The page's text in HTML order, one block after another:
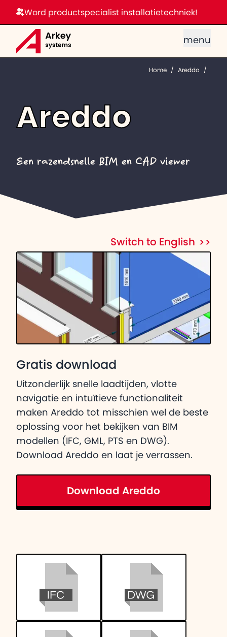
Word productspecialist installatietechniek!
menu
Home / Areddo /
Areddo
Een razendsnelle BIM en CAD viewer
Switch to English
Gratis download
Uitzonderlijk snelle laadtijden, vlotte
navigatie en intuïtieve functionaliteit
maken Areddo tot misschien wel de beste
oplossing voor het bekijken van BIM
modellen (IFC, GML, PTS en DWG).
Download Areddo en laat je verrassen.
Download Areddo